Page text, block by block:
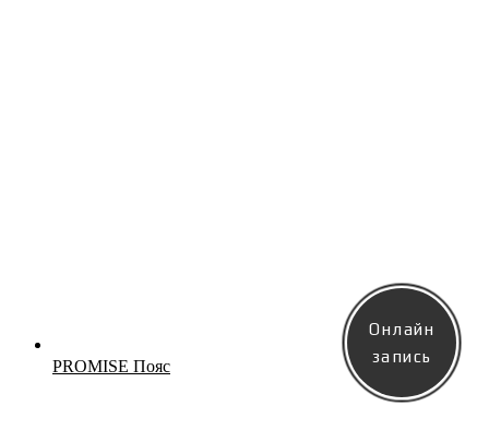
PROMISE Пояс
Онлайн
запись